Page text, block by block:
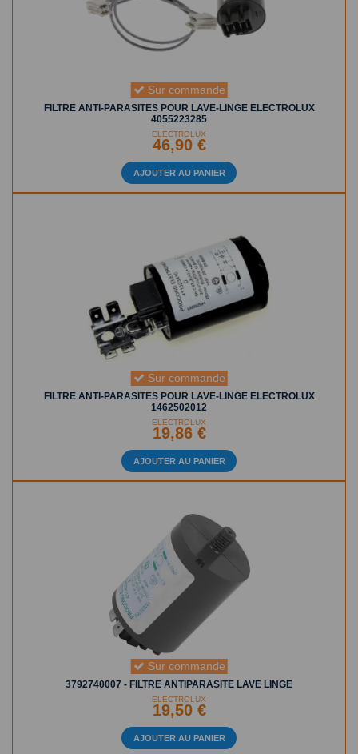
Sur commande
FILTRE ANTI-PARASITES POUR LAVE-LINGE ELECTROLUX
4055223285
ELECTROLUX
46,90 €
AJOUTER AU PANIER
Sur commande
FILTRE ANTI-PARASITES POUR LAVE-LINGE ELECTROLUX
1462502012
ELECTROLUX
19,86 €
AJOUTER AU PANIER
Sur commande
3792740007 - FILTRE ANTIPARASITE LAVE LINGE
ELECTROLUX
19,50 €
AJOUTER AU PANIER